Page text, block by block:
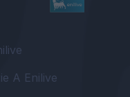
A Enilive